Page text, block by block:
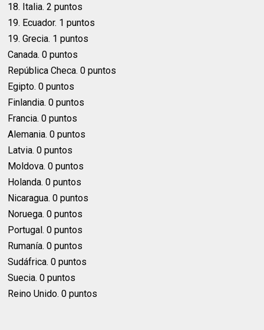
18. Italia. 2 puntos
19. Ecuador. 1 puntos
19. Grecia. 1 puntos
Canada. 0 puntos
República Checa. 0 puntos
Egipto. 0 puntos
Finlandia. 0 puntos
Francia. 0 puntos
Alemania. 0 puntos
Latvia. 0 puntos
Moldova. 0 puntos
Holanda. 0 puntos
Nicaragua. 0 puntos
Noruega. 0 puntos
Portugal. 0 puntos
Rumanía. 0 puntos
Sudáfrica. 0 puntos
Suecia. 0 puntos
Reino Unido. 0 puntos